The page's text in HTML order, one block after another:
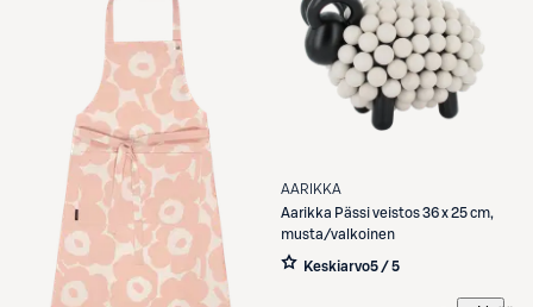
AARIKKA
Aarikka Pässi veistos 36 x 25 cm,
musta/valkoinen
Keskiarvo5 / 5